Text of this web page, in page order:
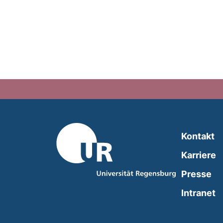
Kontakt
Karriere
Presse
Intranet